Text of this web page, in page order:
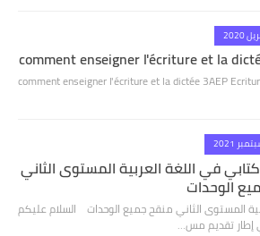
comment enseigner l'écriture et la
comment enseigner l'écriture et la dictée 3AEP
في اللغة العربية المستوى الثاني
الوحدات
المستوى الثاني منقح جميع الوحدات السلام عليكم
إطار تقديم مس…